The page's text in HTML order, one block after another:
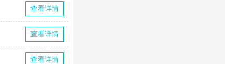
查看详情
查看详情
查看详情